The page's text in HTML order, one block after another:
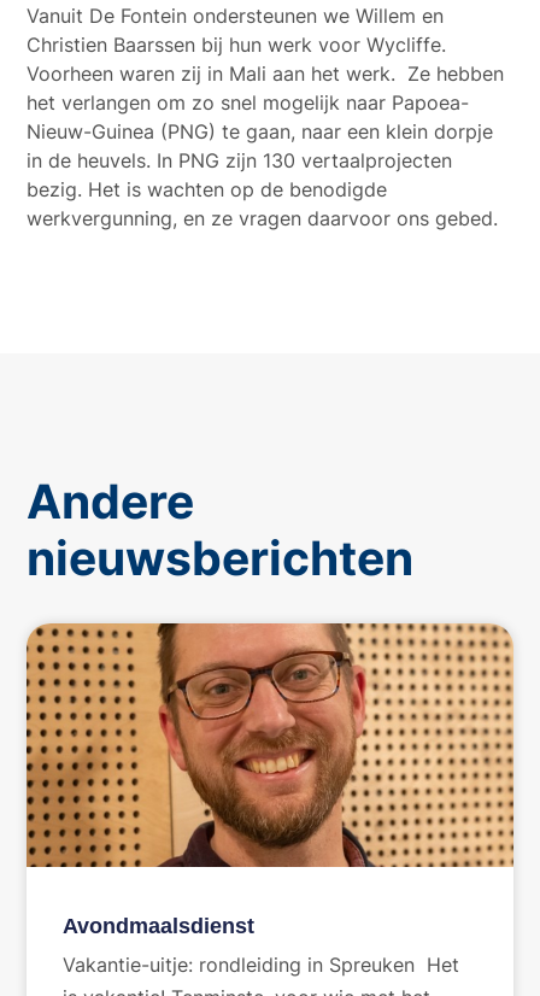
Vanuit De Fontein ondersteunen we Willem en
Christien Baarssen bij hun werk voor Wycliffe.
Voorheen waren zij in Mali aan het werk. Ze hebben
het verlangen om zo snel mogelijk naar Papoea-
Nieuw-Guinea (PNG) te gaan, naar een klein dorpje
in de heuvels. In PNG zijn 130 vertaalprojecten
bezig. Het is wachten op de benodigde
werkvergunning, en ze vragen daarvoor ons gebed.
Andere
nieuwsberichten
Avondmaalsdienst
Vakantie-uitje: rondleiding in Spreuken Het